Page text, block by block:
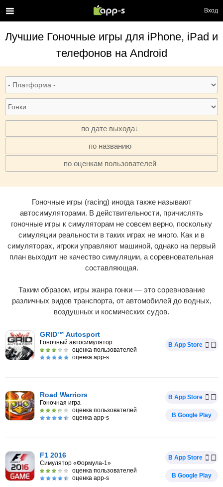
Вход
Лучшие Гоночные игры для iPhone, iPad и
телефонов на Android
по дате выхода
· по названию
· по оценкам пользователей
Гоночные игры (racing) иногда также называют
автосимуляторами. В действительности, причислять
гоночные игры к симуляторам не совсем верно, поскольку
симуляции реальности в таких играх не много. Как и в
симуляторах, игроки управляют машиной, однако на первый
план выходит не качество симуляции, а соревновательная
составляющая.
Таким образом, игры жанра гонки — это соревнование
различных видов транспорта, от автомобилей до водных,
воздушных и космических судов.
GRID™ Autosport
Гоночный автосимулятор
оценка пользователей
оценка app-s
В App Store
Road Warriors
Гоночная игра
оценка пользователей
оценка app-s
В App Store
В Google Play
F1 2016
Симулятор «Формула-1»
оценка пользователей
оценка app-s
В App Store
В Google Play